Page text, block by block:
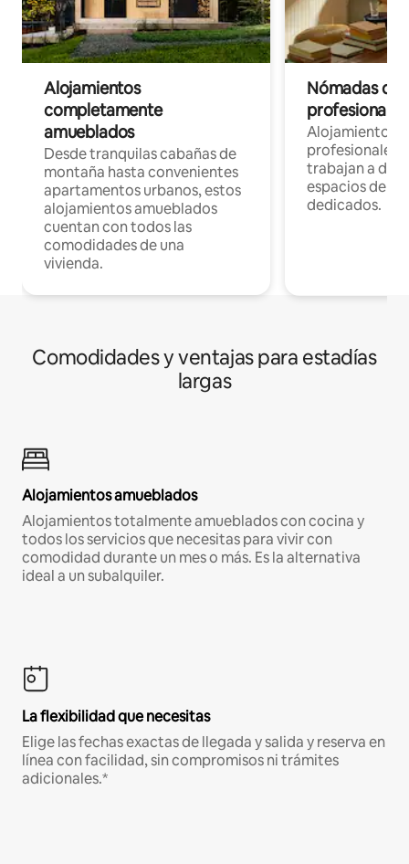
Alojamientos
completamente
amueblados
Desde tranquilas cabañas de
montaña hasta convenientes
apartamentos urbanos, estos
alojamientos amueblados
cuentan con todos las
comodidades de una
vivienda.
Nómadas
Alojamientos
profesionales
trabajan a
espacios de
dedicados.
Comodidades y ventajas para estadías
largas
Alojamientos amueblados
Alojamientos totalmente amueblados con cocina y
todos los servicios que necesitas para vivir con
comodidad durante un mes o más. Es la alternativa
ideal a un subalquiler.
La flexibilidad que necesitas
Elige las fechas exactas de llegada y salida y reserva en
línea con facilidad, sin compromisos ni trámites
adicionales.*